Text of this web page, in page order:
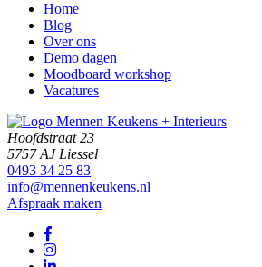
Home
Blog
Over ons
Demo dagen
Moodboard workshop
Vacatures
Hoofdstraat 23
5757 AJ Liessel
0493 34 25 83
info@mennenkeukens.nl
Afspraak maken